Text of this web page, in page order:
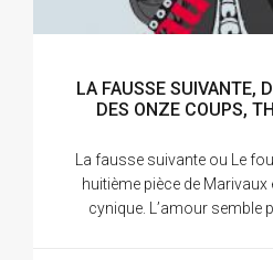
LA FAUSSE SUIVANTE,
DES ONZE COUPS,
La fausse suivante ou Le
huitième pièce de
cynique. L’amour semble